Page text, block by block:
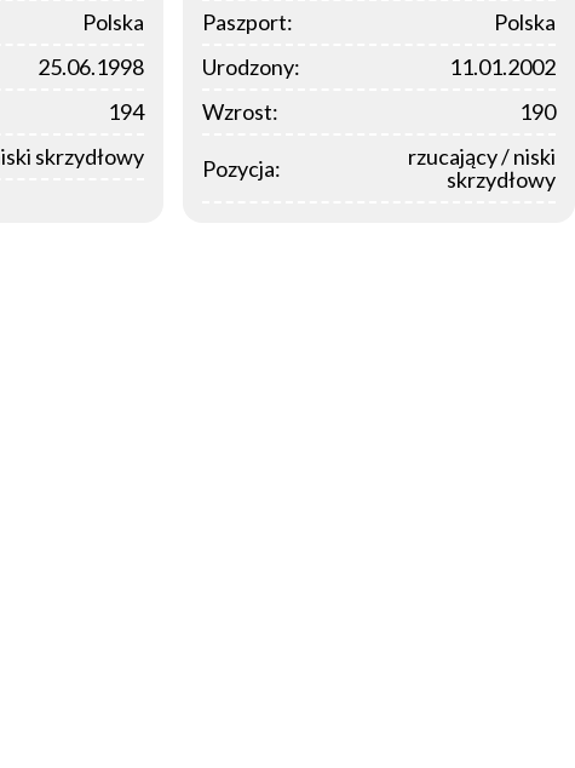
Polska
25.06.1998
194
skrzydłowy
Paszport:
Polska
Urodzony:
11.01.2002
Wzrost:
190
Pozycja:
rzucający / niski
skrzydłowy